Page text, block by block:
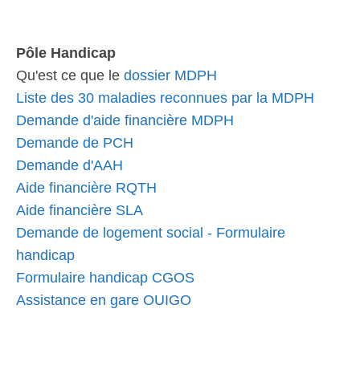
Pôle Handicap
Qu'est ce que le dossier MDPH
Liste des 30 maladies reconnues par la MDPH
Demande d'aide financière MDPH
Demande de PCH
Demande d'AAH
Aide financière RQTH
Aide financière SLA
Demande de logement social - Formulaire
handicap
Formulaire handicap CGOS
Assistance en gare OUIGO